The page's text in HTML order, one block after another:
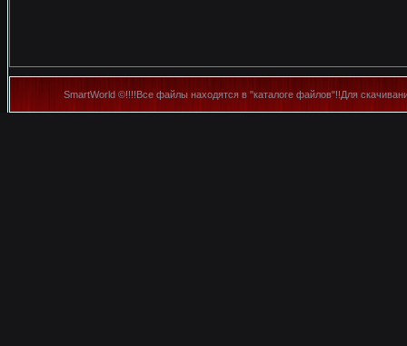
SmartWorld ©!!!!Все файлы находятся в "каталоге файлов"!!Для